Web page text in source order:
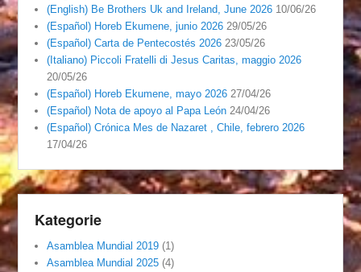
(English) Be Brothers Uk and Ireland, June 2026 10/06/26
(Español) Horeb Ekumene, junio 2026 29/05/26
(Español) Carta de Pentecostés 2026 23/05/26
(Italiano) Piccoli Fratelli di Jesus Caritas, maggio 2026
20/05/26
(Español) Horeb Ekumene, mayo 2026 27/04/26
(Español) Nota de apoyo al Papa León 24/04/26
(Español) Crónica Mes de Nazaret , Chile, febrero 2026
17/04/26
Kategorie
Asamblea Mundial 2019 (1)
Asamblea Mundial 2025 (4)